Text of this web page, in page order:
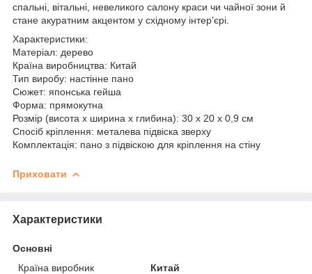
спальні, вітальні, невеликого салону краси чи чайної зони й
стане акуратним акцентом у східному інтер’єрі.
Характеристики:
Матеріал: дерево
Країна виробництва: Китай
Тип виробу: настінне пано
Сюжет: японська гейша
Форма: прямокутна
Розмір (висота х ширина х глибина): 30 х 20 х 0,9 см
Спосіб кріплення: металева підвіска зверху
Комплектація: пано з підвіскою для кріплення на стіну
Приховати
Характеристики
Основні
Країна виробник
Китай